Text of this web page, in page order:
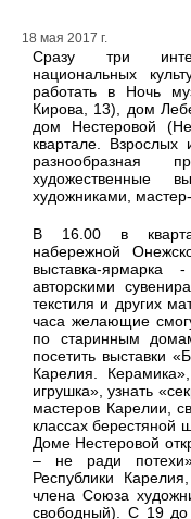
18 мая 2017 г.
Сразу три
национальных
работать в Ночь
Кирова, 13), дом
дом Нестеровой
квартале.
разнообразная
художественные
художниками,
В 16.00 в
набережной
выставка-
авторскими
текстиля и других
часа желающие
по старинным
посетить выставки
Карелия.
игрушка», узнать
мастеров Карелии,
классах берестяной
Доме Нестеровой
– не ради потехи»
Республики
члена Союза
свободный). С 19 до